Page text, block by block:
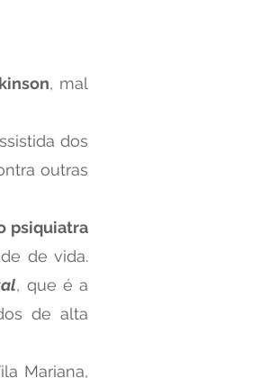
, mal
dos
outras
psiquiatra
de vida.
, que é a
de alta
Mariana,